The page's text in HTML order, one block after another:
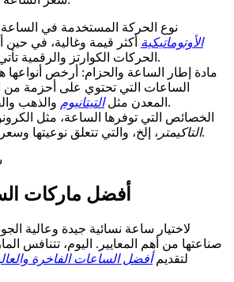
نوع الحركة المستخدمة في
الأوتوماتيكية أكثر قيمة وغالية، في
الحركات الكوارتز والرقمية تأتي في الفئة الثانية.
مادة إطار الساعة والحزام: أرخص أنواعها
الساعات التي تحتوي على أحزمة من
المعدن مثلالتيتانيوم
والذهب والفضة فهي الأغلى.
الخصائص التي توفرها الساعة، مثل
التاكيمتر، إلخ، والتي تتعلق نوعيتها وسعرها بقيمة الساعة.
أفضل ماركات
لاختيار ساعة نسائية جيدة وعالية
صناعتها من أهم المعايير. اليوم، تتنافس
لتقديمأفضل الساعات الفاخرة